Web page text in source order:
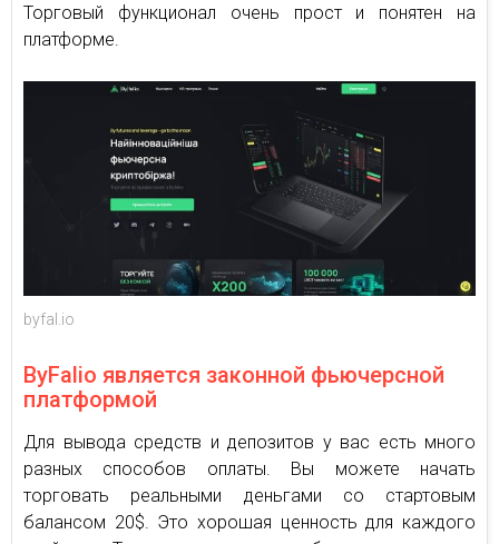
Торговый функционал очень прост и понятен на
платформе.
byfal.io
ByFalio является законной фьючерсной
платформой
Для вывода средств и депозитов у вас есть много
разных способов оплаты. Вы можете начать
торговать реальными деньгами со стартовым
балансом 20$. Это хорошая ценность для каждого